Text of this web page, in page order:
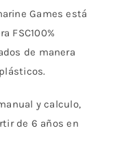
Games está
FSC100%
de manera
y calculo,
de 6 años en